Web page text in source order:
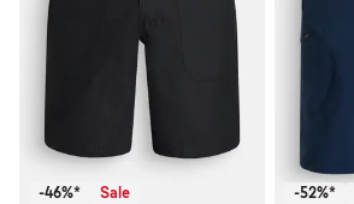
-46%* Sale -52%*